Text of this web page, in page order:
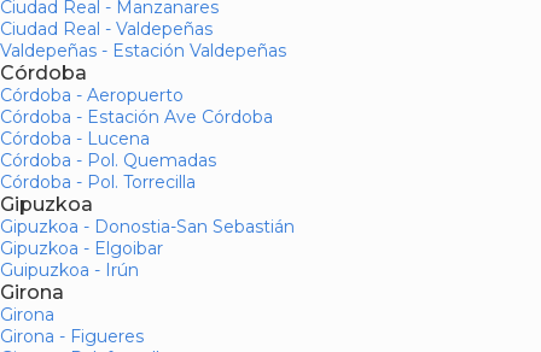
Ciudad Real - Manzanares
Ciudad Real - Valdepeñas
Valdepeñas - Estación Valdepeñas
Córdoba
Córdoba - Aeropuerto
Córdoba - Estación Ave Córdoba
Córdoba - Lucena
Córdoba - Pol. Quemadas
Córdoba - Pol. Torrecilla
Gipuzkoa
Gipuzkoa - Donostia-San Sebastián
Gipuzkoa - Elgoibar
Guipuzkoa - Irún
Girona
Girona
Girona - Figueres